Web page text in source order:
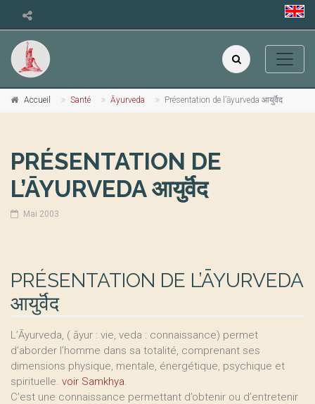
Accueil Santé Āyurveda Présentation de l’āyurveda आयुर्वॆद
PRÉSENTATION DE
L’ĀYURVEDA आयुर्वॆद
Mai 2003
PRÉSENTATION DE L’ĀYURVEDA
आयुर्वॆद
L’Āyurveda, ( āyur : vie, veda : connaissance) permet
d’aborder l’homme dans sa totalité, comprenant ses
dimensions physique, mentale, énergétique, psychique et
spirituelle. voir Samkhya.
C’est une connaissance permettant d’obtenir ou d’entretenir